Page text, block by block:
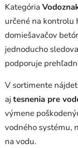
Kategória
určené na kontrolu
domiešavačov
jednoducho
podporuje
V sortimente
aj tesnenia pre
výmene
vodného systému,
na vodu.